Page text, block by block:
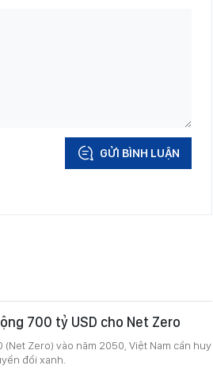
GỬI BÌNH LUẬN
700 tỷ USD cho Net Zero
Zero) vào năm 2050, Việt Nam cần huy
đổi xanh.